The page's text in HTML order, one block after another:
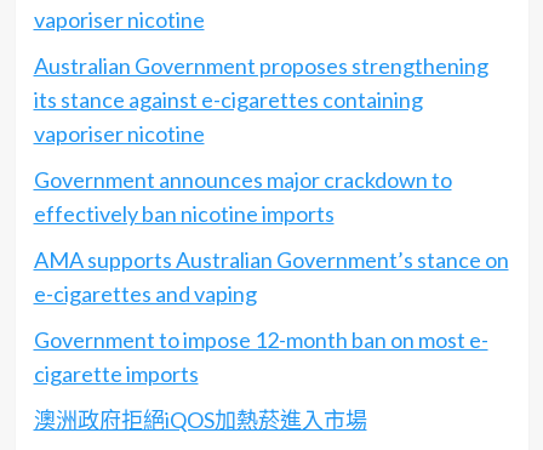
vaporiser nicotine
Australian Government proposes strengthening
its stance against e-cigarettes containing
vaporiser nicotine
Government announces major crackdown to
effectively ban nicotine imports
AMA supports Australian Government’s stance on
e-cigarettes and vaping
Government to impose 12-month ban on most e-
cigarette imports
澳洲政府拒絕iQOS加熱菸進入市場